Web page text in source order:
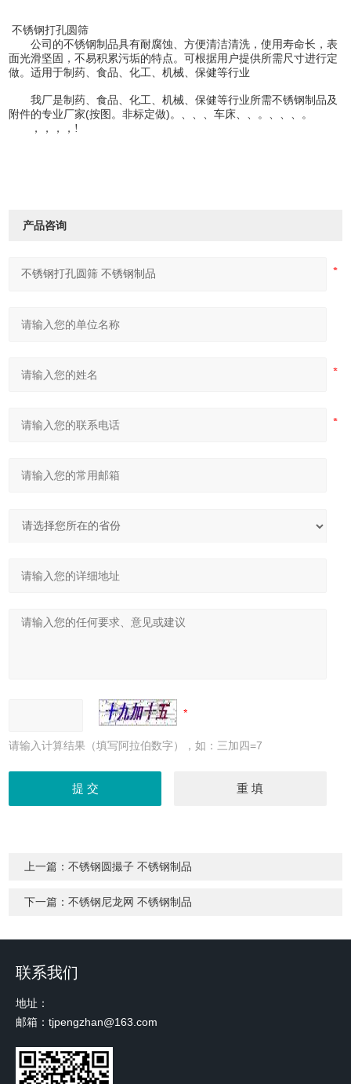
不锈钢打孔圆筛
公司的不锈钢制品具有耐腐蚀、方便清洁清洗，使用寿命长，表
面光滑坚固，不易积累污垢的特点。可根据用户提供所需尺寸进行定
做。适用于制药、食品、化工、机械、保健等行业
我厂是制药、食品、化工、机械、保健等行业所需不锈钢制品及
附件的专业厂家(按图。非标定做)。、、、车床、、。、、、。
，，，，!
产品咨询
请输入计算结果（填写阿拉伯数字），如：三加四=7
上一篇：不锈钢圆撮子 不锈钢制品
下一篇：不锈钢尼龙网 不锈钢制品
联系我们
地址：
邮箱：tjpengzhan@163.com